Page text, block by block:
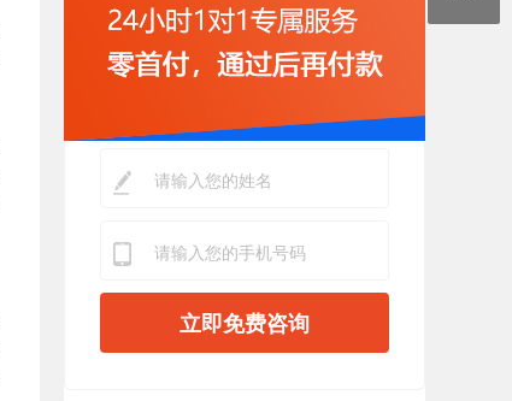
立即免费咨询